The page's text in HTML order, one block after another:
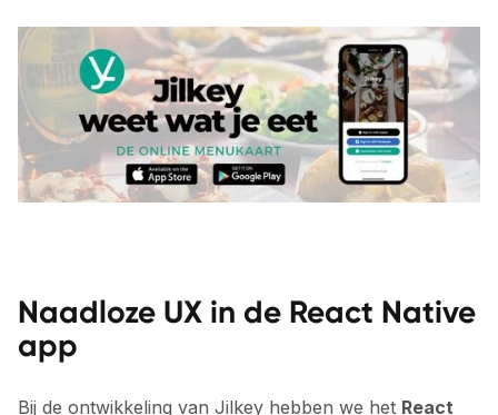
Naadloze UX in de React Native
app
Bij de ontwikkeling van Jilkey hebben we het React